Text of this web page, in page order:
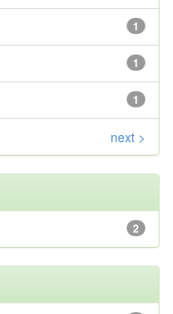
1
1
1
next >
2